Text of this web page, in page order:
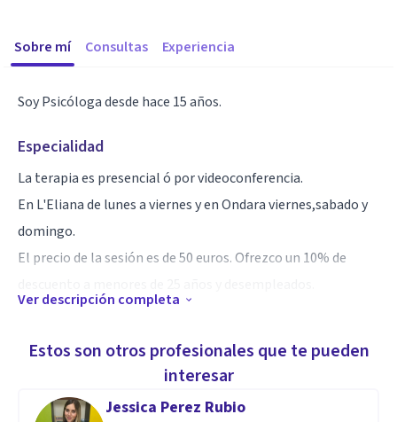
Sobre mí Consultas Experiencia
Soy Psicóloga desde hace 15 años.
Especialidad
La terapia es presencial ó por videoconferencia.
En L'Eliana de lunes a viernes y en Ondara viernes,sabado y
domingo.
El precio de la sesión es de 50 euros. Ofrezco un 10% de
A lo largo de mi experiencia como profesional y por mis
propias vivencias, me doy cuenta de que a veces nos
bloqueamos y le damos vueltas al mismo problema sin
Ver descripción completa
Estos son otros profesionales que te pueden
interesar
Jessica Perez Rubio